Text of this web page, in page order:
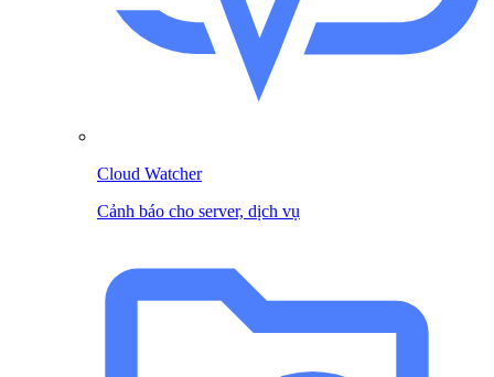
Cloud Watcher
Cảnh báo cho server, dịch vụ